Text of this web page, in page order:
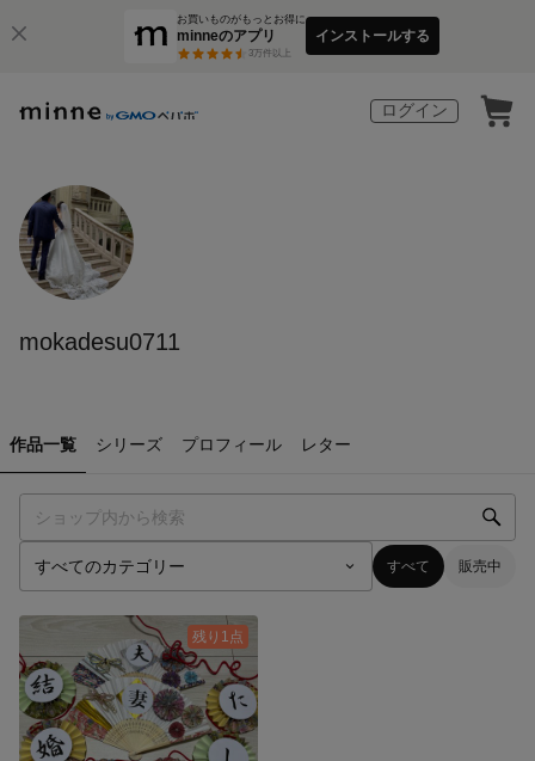
お買いものがもっとお得に
minneのアプリ
3万件以上
インストールする
ログイン
mokadesu0711
作品一覧 シリーズ プロフィール レター
すべて 販売中
残り1点